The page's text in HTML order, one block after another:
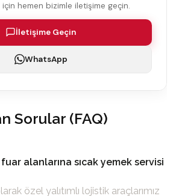
hemen bizimle iletişime geçin.
İletişime Geçin
WhatsApp
Sorular (FAQ)
alanlarına sıcak yemek servisi
özel yalıtımlı lojistik araçlarımız